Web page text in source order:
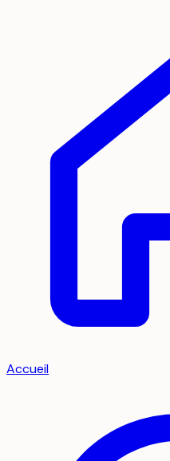
Accueil